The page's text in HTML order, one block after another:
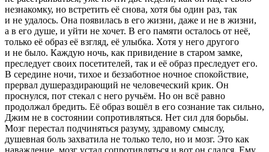
незнакомку, но встретить её снова, хотя бы один раз, так
и не удалось. Она появилась в его жизни, даже и не в жизни,
а в его душе, и уйти не хочет. В его памяти осталось от неё,
только её образ её взгляд, её улыбка. Хотя у него другого
и не было. Каждую ночь, как привидение в старом замке,
преследует своих посетителей, так и её образ преследует его.
В середине ночи, тихое и беззаботное ночное спокойствие,
прервал душераздирающий не человеческий крик. Он
проснулся, пот стекал с него ручьём. Но он всё равно
продолжал бредить. Её образ вошёл в его сознание так сильно,
Джим не в состоянии сопротивляться. Нет сил для борьбы.
Мозг перестал подчиняться разуму, здравому смыслу,
душевная боль захватила не только тело, но и мозг. Это как